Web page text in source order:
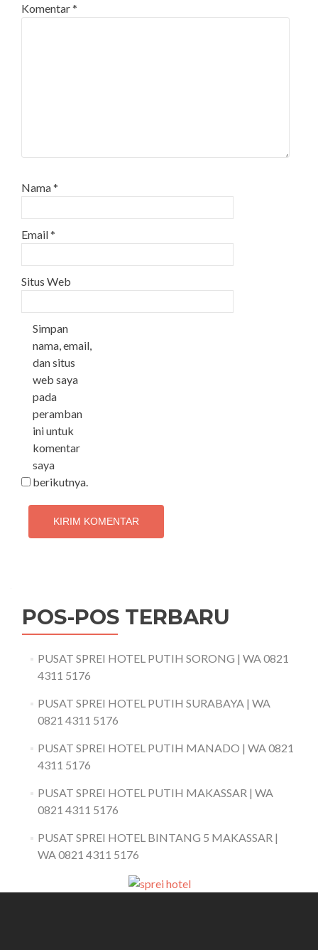
Komentar*
Nama*
Email*
Situs Web
Simpan
nama, email,
dan situs
web saya
pada
peramban
ini untuk
komentar
saya
berikutnya.
POS-POS TERBARU
PUSAT SPREI HOTEL PUTIH SORONG | WA 0821
4311 5176
PUSAT SPREI HOTEL PUTIH SURABAYA | WA
0821 4311 5176
PUSAT SPREI HOTEL PUTIH MANADO | WA 0821
4311 5176
PUSAT SPREI HOTEL PUTIH MAKASSAR | WA
0821 4311 5176
PUSAT SPREI HOTEL BINTANG 5 MAKASSAR |
WA 0821 4311 5176